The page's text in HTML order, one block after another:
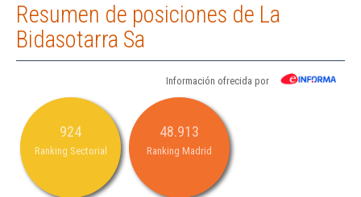
Resumen de posiciones de La
Bidasotarra Sa
Información ofrecida por
924
Ranking Sectorial
48.913
Ranking Madrid